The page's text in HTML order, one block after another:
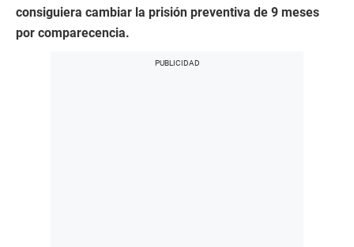
consiguiera cambiar la prisión preventiva de 9 meses
por comparecencia.